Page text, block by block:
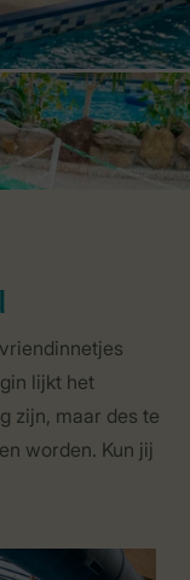
lijkt het
zijn, maar des te
worden. Kun jij